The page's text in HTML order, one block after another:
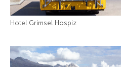
Hotel Grimsel Hospiz